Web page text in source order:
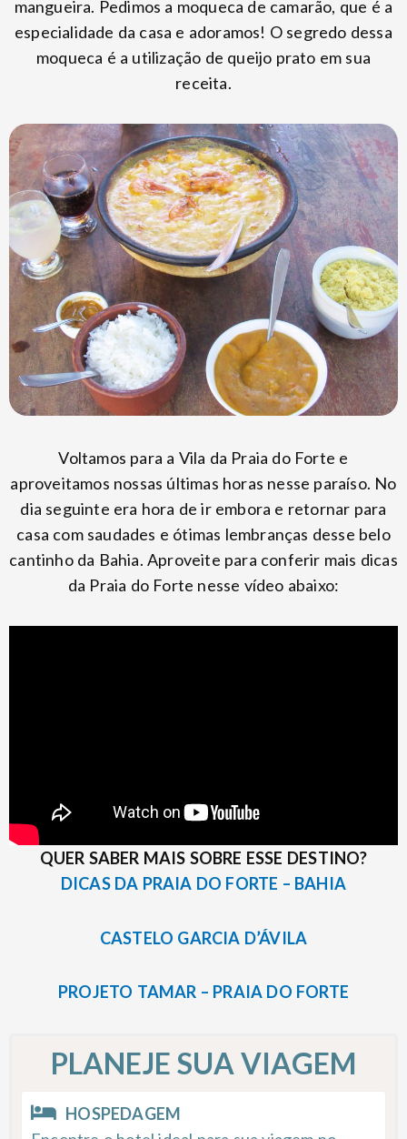
mangueira. Pedimos a moqueca de camarão, que é a
especialidade da casa e adoramos! O segredo dessa
moqueca é a utilização de queijo prato em sua
receita.
Voltamos para a Vila da Praia do Forte e
aproveitamos nossas últimas horas nesse paraíso. No
dia seguinte era hora de ir embora e retornar para
casa com saudades e ótimas lembranças desse belo
cantinho da Bahia. Aproveite para conferir mais dicas
da Praia do Forte nesse vídeo abaixo:
QUER SABER MAIS SOBRE ESSE DESTINO?
DICAS DA PRAIA DO FORTE – BAHIA
CASTELO GARCIA D’ÁVILA
PROJETO TAMAR – PRAIA DO FORTE
PLANEJE SUA VIAGEM
HOSPEDAGEM